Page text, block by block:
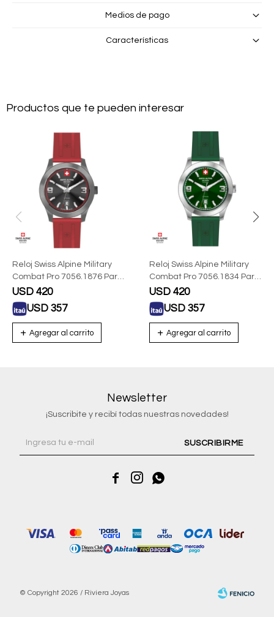
Medios de pago
Características
Productos que te pueden interesar
Reloj Swiss Alpine Military
Combat Pro 7056.1876 Para
Hombre
USD 420
USD 357
Reloj Swiss Alpine Military
Combat Pro 7056.1834 Para
Hombre
USD 420
USD 357
Newsletter
¡Suscribite y recibí todas nuestras novedades!
SUSCRIBIRME
  
© Copyright 2026 / Riviera Joyas